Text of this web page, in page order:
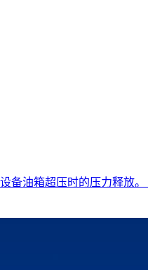
油箱超压时的压力释放